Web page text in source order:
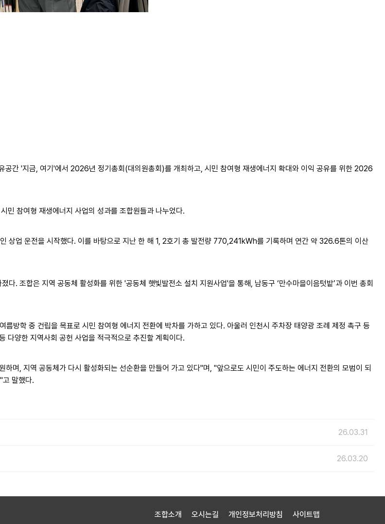
간 '지금, 여기'에서 2026년 정기총회(대의원총회)를 개최하고, 시민 참여형 재생에너지 확대와 이익 공유를 위한 2026
민 참여형 재생에너지 사업의 성과를 조합원들과 나누었다.
업 운전을 시작했다. 이를 바탕으로 지난 한 해 1, 2호기 총 발전량 770,241kWh를 기록하며 연간 약 326.6톤의 이산
다. 조합은 지역 공동체 활성화를 위한 '공동체 햇빛발전소 설치 지원사업'을 통해, 남동구 ‘만수마을이음텃밭’과 이번 총회
방학 중 건립을 목표로 시민 참여형 에너지 전환에 박차를 가하고 있다. 아울러 인천시 주차장 태양광 조례 제정 촉구 등
다양한 지역사회 공헌 사업을 적극적으로 추진할 계획이다.
며, 지역 공동체가 다시 활성화되는 선순환을 만들어 가고 있다"며, "앞으로도 시민이 주도하는 에너지 전환의 모범이 되
고 말했다.
26.03.31
26.03.20
조합소개 오시는길 개인정보처리방침 사이트맵